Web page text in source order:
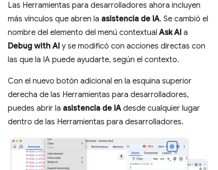
Las Herramientas para desarrolladores ahora incluyen
más vínculos que abren la asistencia de IA. Se cambió el
nombre del elemento del menú contextualAsk AI a
Debug with AI y se modificó con acciones directas con
las que la IA puede ayudarte, según el contexto.
Con el nuevo botón adicional en la esquina superior
derecha de las Herramientas para desarrolladores,
puedes abrir la asistencia de IA desde cualquier lugar
dentro de las Herramientas para desarrolladores.